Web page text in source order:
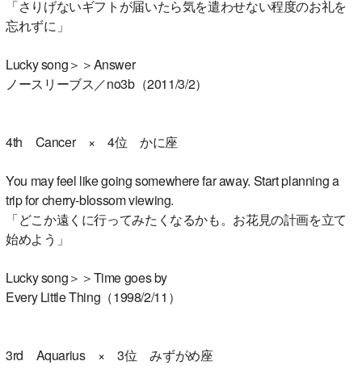
「さりげないギフトが届いたら気を遣わせない程度のお礼を
忘れずに」
Lucky song＞＞Answer
ノースリーブス／no3b（2011/3/2）
4th Cancer × 4位 かに座
You may feel like going somewhere far away. Start planning a
trip for cherry-blossom viewing.
「どこか遠くに行ってみたくなるかも。お花見の計画を立て
始めよう」
Lucky song＞＞Time goes by
Every Little Thing（1998/2/11）
3rd Aquarius × 3位 みずがめ座